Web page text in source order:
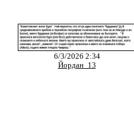
6/3/2026 2:34
Йордан_13